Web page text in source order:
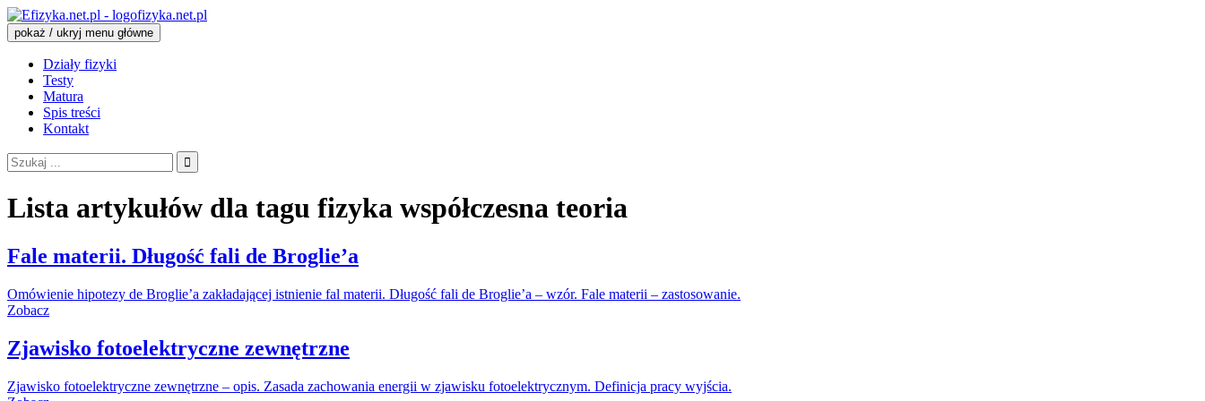
fizyka.net.pl
pokaż / ukryj menu główne
Działy fizyki
Testy
Matura
Spis treści
Kontakt
Szukaj:
Lista artykułów dla tagu fizyka współczesna teoria
Fale materii. Długość fali de Broglie’a
Omówienie hipotezy de Broglie’a zakładającej istnienie fal materii. Długość fali de Broglie’a – wzór. Fale materii – zastosowanie.
Zobacz
Zjawisko fotoelektryczne zewnętrzne
Zjawisko fotoelektryczne zewnętrzne – opis. Zasada zachowania energii w zjawisku fotoelektrycznym. Definicja pracy wyjścia.